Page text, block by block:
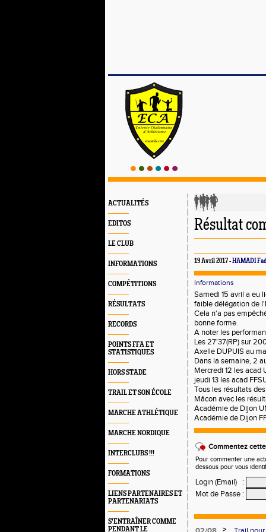
ACTUALITÉS
EDITOS
LE CLUB
INFORMATIONS
COMPÉTITIONS
RÉSULTATS
RECORDS
POINTS FFA ET
STATISTIQUES
HORS STADE
TRAIL ET SON ÉCOLE
MARCHE ATHLÉTIQUE
MARCHE NORDIQUE
INTERCLUBS !!!
FORMATIONS
LIENS PARTENAIRES ET
PARTENARIATS
S’ENTRAÎNER COMME
PENDANT LE
Résultat
19 Avril 2017 -HAMADI
Informations
Samedi 15 avril a eu
faible délégation de
Cela n'a pas
bonne forme.
A noter les
Les 27'37(RP) sur
Axelle DUPUIS au
Dans la semaine, 2
Mercredi 12 les acad
jeudi 13 les acad
Tous les résultats
Mâcon avec les
Académie de Dijon
Académie de Dijon
Commentez
Pour commenter une
dessous pour vous
Login (Email)
:
Mot de Passe :
>